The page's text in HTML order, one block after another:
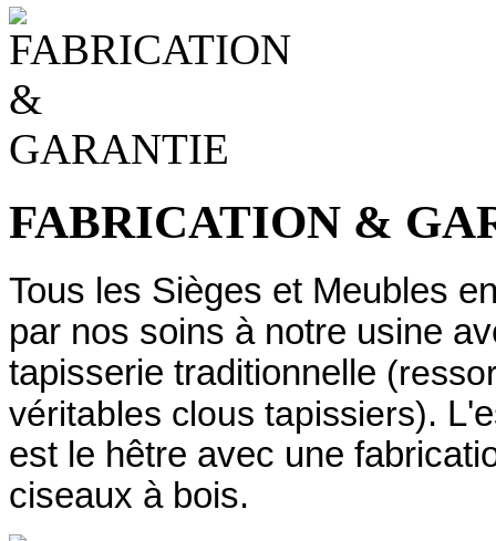
FABRICATION &
Tous les Sièges et Meubles
par nos soins à notre usine
tapisserie traditionnelle
véritables clous tapissiers).
est le hêtre avec une
ciseaux à bois.